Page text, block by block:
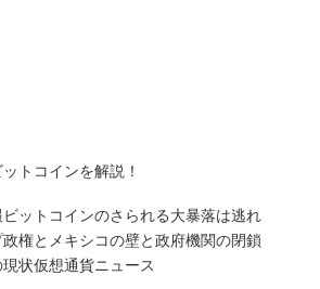
トコインを解説！
ットコインのさられる大暴落は逃れ
権とメキシコの壁と政府機関の閉鎖
状仮想通貨ニュース